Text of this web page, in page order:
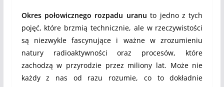
Okres połowicznego rozpadu uranu to jedno z tych
pojęć, które brzmią technicznie, ale w rzeczywistości
są niezwykle fascynujące i ważne w zrozumieniu
natury radioaktywności oraz procesów, które
zachodzą w przyrodzie przez miliony lat. Może nie
każdy z nas od razu rozumie, co to dokładnie